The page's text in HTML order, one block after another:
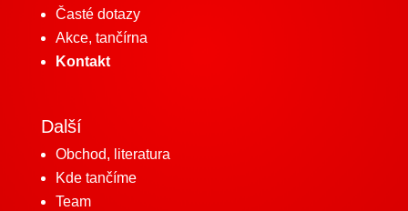
Časté dotazy
Akce, tančírna
Kontakt
Další
Obchod, literatura
Kde tančíme
Team